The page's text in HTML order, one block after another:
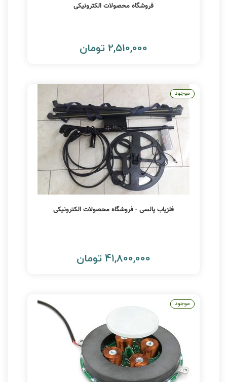
فروشگاه محصولات الکترونیکی
2,510,000 تومان
فلزیاب پالسی - فروشگاه محصولات الکترونیکی
41,800,000 تومان
موجود
موجود